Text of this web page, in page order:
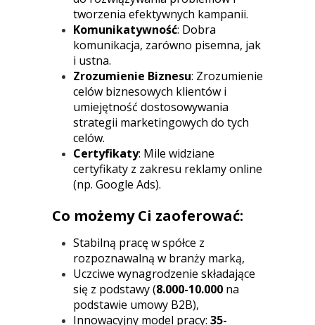
tworzenia efektywnych kampanii.
Komunikatywność: Dobra
komunikacja, zarówno pisemna, jak
i ustna.
Zrozumienie Biznesu: Zrozumienie
celów biznesowych klientów i
umiejętność dostosowywania
strategii marketingowych do tych
celów.
Certyfikaty: Mile widziane
certyfikaty z zakresu reklamy online
(np. Google Ads).
Co możemy Ci zaoferować:
Stabilną pracę w spółce z
rozpoznawalną w branży marką,
Uczciwe wynagrodzenie składające
się z podstawy (8.000-10.000 na
podstawie umowy B2B),
Innowacyjny model pracy: 35-